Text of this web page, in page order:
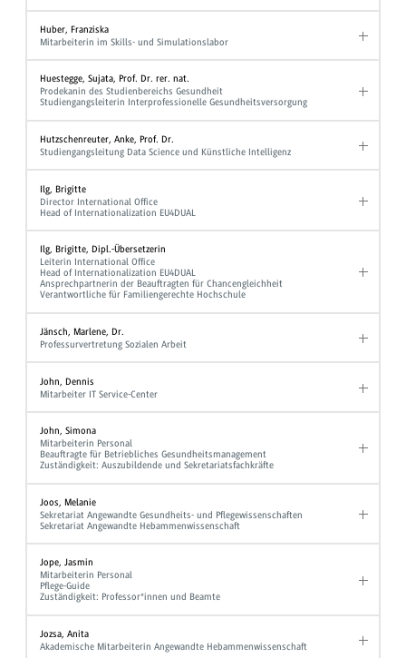
Huber, Franziska
Mitarbeiterin im Skills- und Simulationslabor
Huestegge, Sujata, Prof. Dr. rer. nat.
Prodekanin des Studienbereichs Gesundheit
Studiengangsleiterin Interprofessionelle Gesundheitsversorgung
Hutzschenreuter, Anke, Prof. Dr.
Studiengangsleitung Data Science und Künstliche Intelligenz
Ilg, Brigitte
Director International Office
Head of Internationalization EU4DUAL
Ilg, Brigitte, Dipl.-Übersetzerin
Leiterin International Office
Head of Internationalization EU4DUAL
Ansprechpartnerin der Beauftragten für Chancengleichheit
Verantwortliche für Familiengerechte Hochschule
Jänsch, Marlene, Dr.
Professurvertretung Sozialen Arbeit
John, Dennis
Mitarbeiter IT Service-Center
John, Simona
Mitarbeiterin Personal
Beauftragte für Betriebliches Gesundheitsmanagement
Zuständigkeit: Auszubildende und Sekretariatsfachkräfte
Joos, Melanie
Sekretariat Angewandte Gesundheits- und Pflegewissenschaften
Sekretariat Angewandte Hebammenwissenschaft
Jope, Jasmin
Mitarbeiterin Personal
Pflege-Guide
Zuständigkeit: Professor*innen und Beamte
Jozsa, Anita
Akademische Mitarbeiterin Angewandte Hebammenwissenschaft